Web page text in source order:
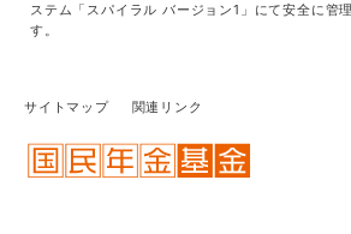
ステム「スパイラル バージョン1」にて安全に管
す。
サイトマップ 関連リンク